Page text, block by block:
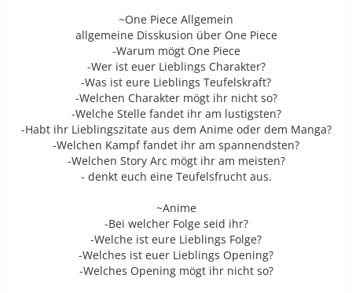
~One Piece Allgemein
allgemeine Disskusion über One Piece
-Warum mögt One Piece
-Wer ist euer Lieblings Charakter?
-Was ist eure Lieblings Teufelskraft?
-Welchen Charakter mögt ihr nicht so?
-Welche Stelle fandet ihr am lustigsten?
-Habt ihr Lieblingszitate aus dem Anime oder dem Manga?
-Welchen Kampf fandet ihr am spannendsten?
-Welchen Story Arc mögt ihr am meisten?
- denkt euch eine Teufelsfrucht aus.
~Anime
-Bei welcher Folge seid ihr?
-Welche ist eure Lieblings Folge?
-Welches ist euer Lieblings Opening?
-Welches Opening mögt ihr nicht so?